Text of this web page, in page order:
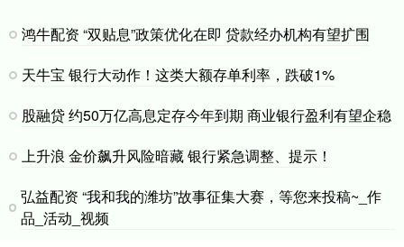
鸿牛配资 “双贴息”政策优化在即 贷款经办机构有望扩围
天牛宝 银行大动作！这类大额存单利率，跌破1%
股融贷 约50万亿高息定存今年到期 商业银行盈利有望企稳
上升浪 金价飙升风险暗藏 银行紧急调整、提示！
弘益配资 “我和我的潍坊”故事征集大赛，等您来投稿~_作
品_活动_视频